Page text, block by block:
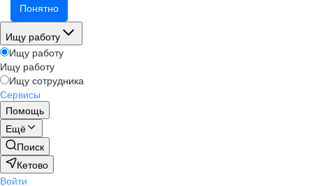
Понятно
Ищу работу
Ищу работу
Ищу работу
Ищу сотрудника
Сервисы
Помощь
Ещё
Поиск
Кетово
Войти